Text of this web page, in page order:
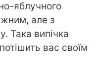
яблучного
але з
Така випічка
вас своїм